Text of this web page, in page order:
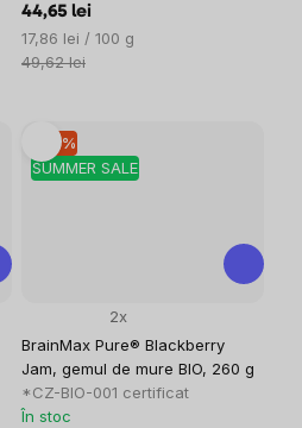
44,65 lei
Evaluare
preţ:
17,86 lei / 100 g
49,62 lei
SUMMER SALE
–10 %
BrainMax Pure® Blackberry
Jam, gemul de mure BIO, 260 g
*CZ-BIO-001 certificat
2x
În stoc